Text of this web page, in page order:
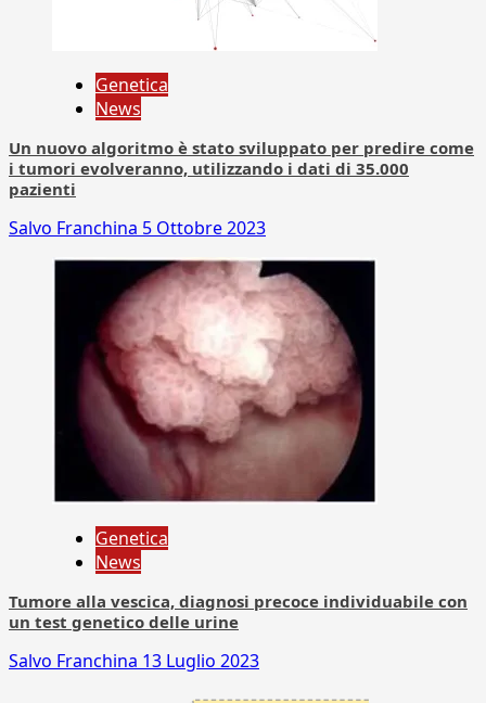
Genetica
News
Un nuovo algoritmo è stato sviluppato per predire come
i tumori evolveranno, utilizzando i dati di 35.000
pazienti
Salvo Franchina 5 Ottobre 2023
Genetica
News
Tumore alla vescica, diagnosi precoce individuabile con
un test genetico delle urine
Salvo Franchina 13 Luglio 2023